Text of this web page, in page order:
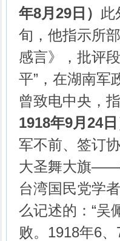
年8月 29 日） 此
旬，他指示所
感言》，批评
平”，在湖南军
曾致电中央，
1918年9月 24日
军不前、签订
大圣舞大旗——
台湾国民党学
么记述的：“吴
败。1918年6